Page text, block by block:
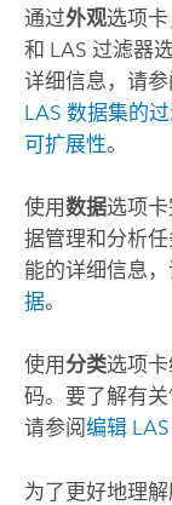
通过外观选项
和 LAS 过滤器
详细信息，请参
LAS 数据集的
可扩展性。
使用数据选项
据管理和分析
能的详细信息
据。
使用 分类选项
码。要了解有关
请参阅编辑
为了更好地理